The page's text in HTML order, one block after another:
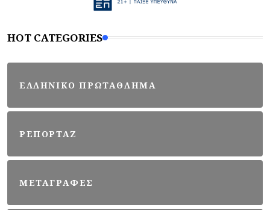
HOT CATEGORIES
ΕΛΛΗΝΙΚΟ ΠΡΩΤΑΘΛΗΜΑ
ΡΕΠΟΡΤΑΖ
ΜΕΤΑΓΡΑΦΕΣ